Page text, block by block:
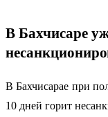
В Бахчисаре
В Бахчисарае при
10 дней горит